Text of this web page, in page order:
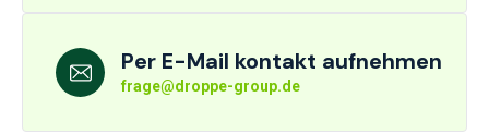
Per E-Mail kontakt aufnehmen
frage@droppe-group.de